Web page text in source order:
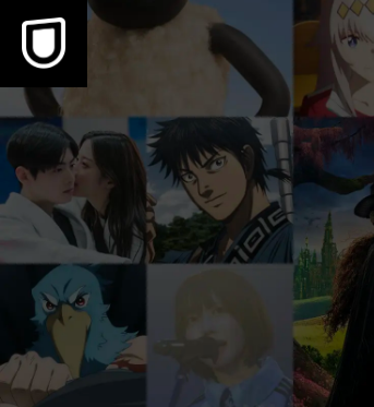
本文へスキップ